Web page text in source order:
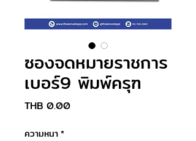
ซองจดหมายราชการ
เบอร์9 พิมพ์ครุฑ
THB 0.00Price
ความหนา*